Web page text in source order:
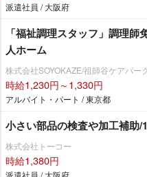
派遣社員 / 大阪府
「福祉調理スタッフ」調理
人ホーム
株式会社SOYOKAZE/祖師谷ケアパー
時給1,230円～1,330円
アルバイト・パート / 東京都
小さい部品の検査や加工補助
株式会社トーコー
時給1,380円
派遣社員 / 大阪府